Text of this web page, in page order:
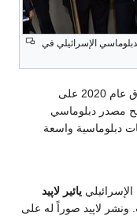
الإسرائيلي في
إسرائيلي إلى هذا البلد العربي منذ إبرام اتفاق عام 2020 على
مصدر دبلوماسي
إقامة علاقات دبلوماسية واسعة
الإسرائيلي يائير لاپيد
ونشر لاپيد صوراً له على